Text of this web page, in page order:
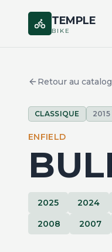
TEMPLE
BIKE
Retour au
CLASSIQUE 2015
ENFIELD
2025 2024
2008
2007